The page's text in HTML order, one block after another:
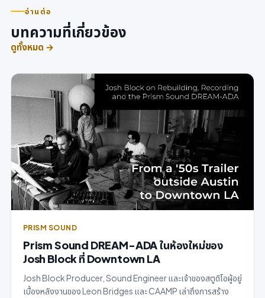
อ่านต่อ
บทความที่เกี่ยวข้อง
ดูทั้งหมด →
PRISM SOUND
Prism Sound DREAM-ADA ในห้องใหม่ของ
Josh Block ที่ Downtown LA
Josh Block Producer, Sound Engineer และเจ้าของสตูดิโอผู้อยู่
เบื้องหลังงานของ Leon Bridges และ CAAMP เล่าถึงการสร้าง